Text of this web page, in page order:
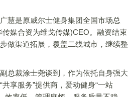
是原威尔士健身集团全国市场总
媒合资为维戈传媒)CEO。融资结束
做渠道拓展，覆盖二线城市，继续整
裁涂士尧谈到，作为依托自身强大
享服务”提供商，爱动健身“一站